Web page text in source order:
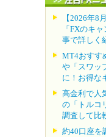
【2026年8
「FXのキ
事で詳しく
MT4おすす
や「スワッ
に！お得な
高金利で人
の「トルコ
調査して比
約40口座を